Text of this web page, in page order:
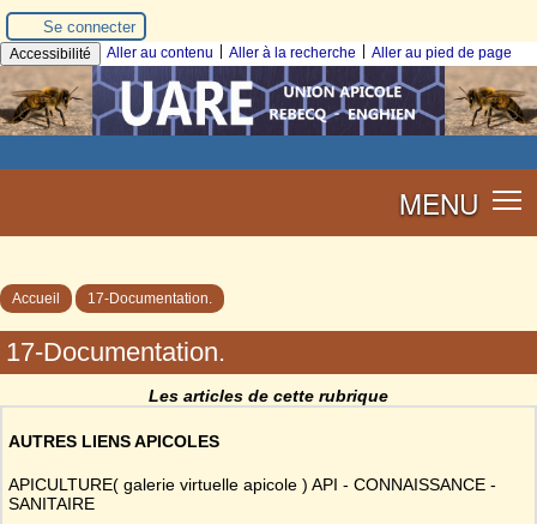
Se connecter
Accessibilité Aller au contenu Aller à la recherche Aller au pied de page
MENU
Accueil 17-Documentation.
17-Documentation.
Les articles de cette rubrique
AUTRES LIENS APICOLES
APICULTURE( galerie virtuelle apicole ) API - CONNAISSANCE -
SANITAIRE